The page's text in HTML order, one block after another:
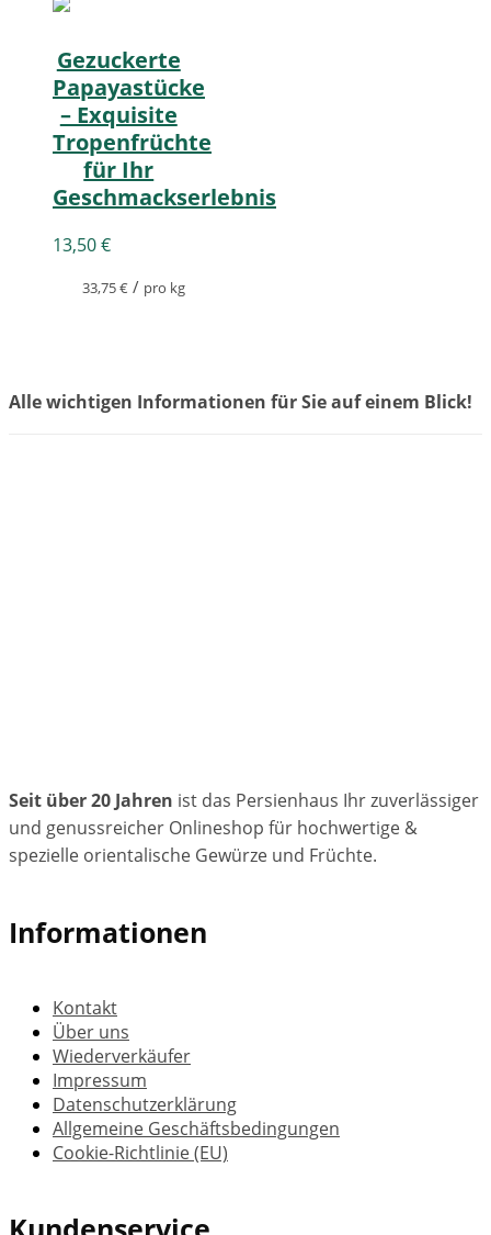
Gezuckerte
Papayastücke
– Exquisite
Tropenfrüchte
für Ihr
Geschmackserlebnis
13,50€
33,75€/ pro kg
Alle wichtigen Informationen für Sie auf einem Blick!
Seit über 20 Jahren ist das Persienhaus Ihr zuverlässiger
und genussreicher Onlineshop für hochwertige &
spezielle orientalische Gewürze und Früchte.
Informationen
Kontakt
Über uns
Wiederverkäufer
Impressum
Datenschutzerklärung
Allgemeine Geschäftsbedingungen
Cookie-Richtlinie (EU)